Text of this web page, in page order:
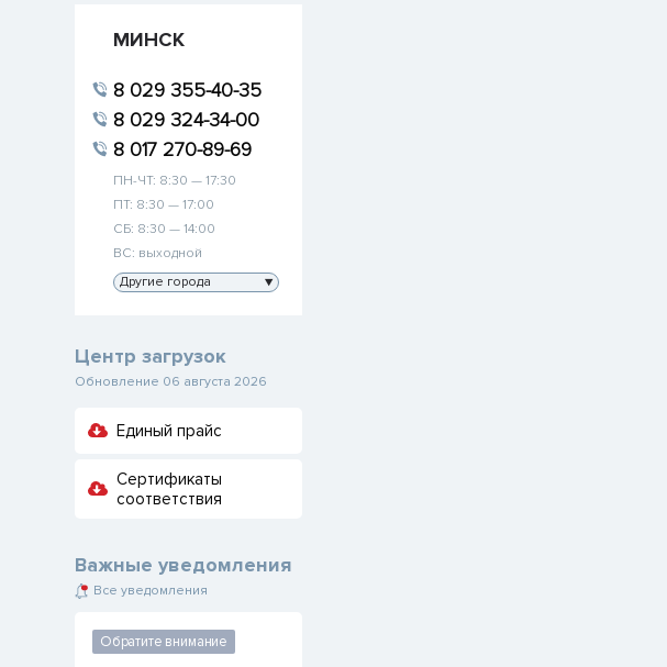
МИНСК
8 029 355-40-35
8 029 324-34-00
8 017 270-89-69
ПН-ЧТ: 8:30 — 17:30
ПТ: 8:30 — 17:00
СБ: 8:30 — 14:00
ВС: выходной
Другие города
▼
Центр загрузок
Обновление 06 августа 2026
Единый прайс
Сертификаты
соответствия
Важные уведомления
Все уведомления
Обратите внимание